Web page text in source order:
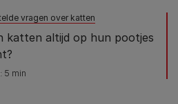
vragen over katten
katten altijd op hun pootjes
5 min